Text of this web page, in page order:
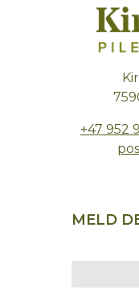
+47 952
MELD